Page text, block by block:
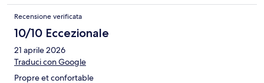
Recensione verificata
10/10 Eccezionale
21 aprile 2026
Traduci con Google
Propre et confortable